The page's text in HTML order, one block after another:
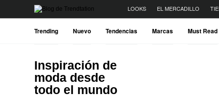
LOOKS EL MERCADILLO
Trending Nuevo Tendencias Marcas Must Read
Inspiración de
moda desde
todo el mundo